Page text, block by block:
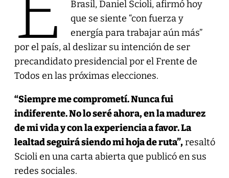
Brasil, Daniel Scioli, afirmó hoy
que se siente “con fuerza y
energía para trabajar aún más”
por el país, al deslizar su intención de ser
precandidato presidencial por el Frente de
Todos en las próximas elecciones.
“Siempre me comprometí. Nunca fui
indiferente. No lo seré ahora, en la madurez
de mi vida y con la experiencia a favor. La
lealtad seguirá siendo mi hoja de ruta”,resaltó
Scioli en una carta abierta que publicó en sus
redes sociales.